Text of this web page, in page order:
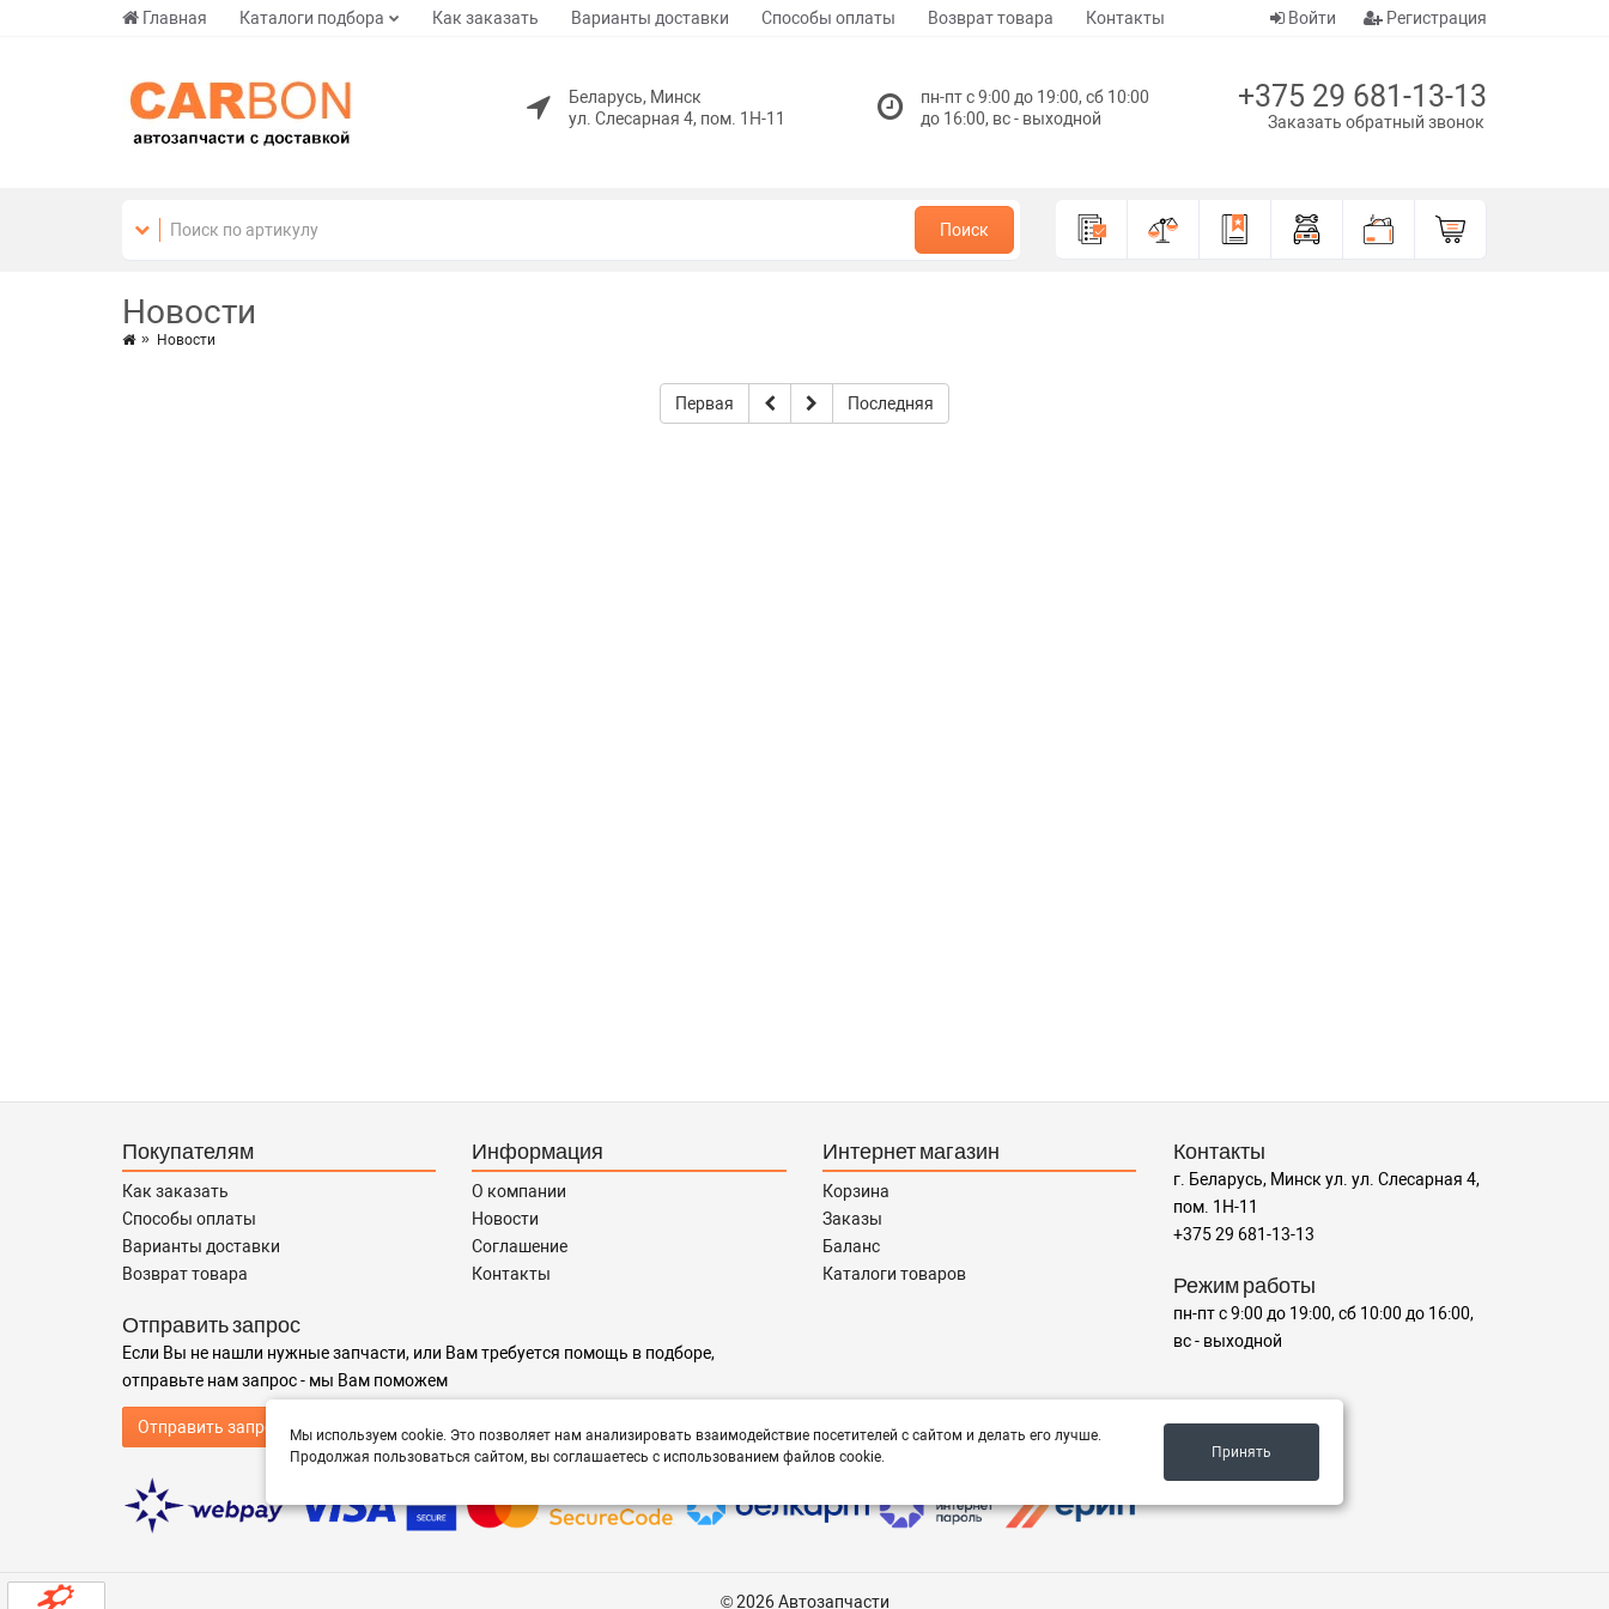
Главная Каталоги подбора Как заказать Варианты доставки Способы оплаты Возврат товара Контакты Войти Регистрация
Беларусь, Минск
ул. Слесарная 4, пом. 1Н-11
пн-пт с 9:00 до 19:00, сб 10:00
до 16:00, вс - выходной
+375 29 681-13-13
Заказать обратный звонок
Поиск
Новости
Новости
Первая Последняя
Покупателям
Как заказать
Способы оплаты
Варианты доставки
Возврат товара
Информация
О компании
Новости
Соглашение
Контакты
Интернет магазин
Корзина
Заказы
Баланс
Каталоги товаров
Отправить запрос
Если Вы не нашли нужные запчасти, или Вам требуется помощь в подборе,
отправьте нам запрос - мы Вам поможем
Отправить запрос продавцу
Контакты
г. Беларусь, Минск ул. ул. Слесарная 4,
пом. 1Н-11
+375 29 681-13-13
Режим работы
пн-пт с 9:00 до 19:00, сб 10:00 до 16:00,
вс - выходной
© 2026 Автозапчасти
Мы используем cookie. Это позволяет нам анализировать взаимодействие посетителей с сайтом и делать его лучше.
Продолжая пользоваться сайтом, вы соглашаетесь с использованием файлов cookie.
Принять